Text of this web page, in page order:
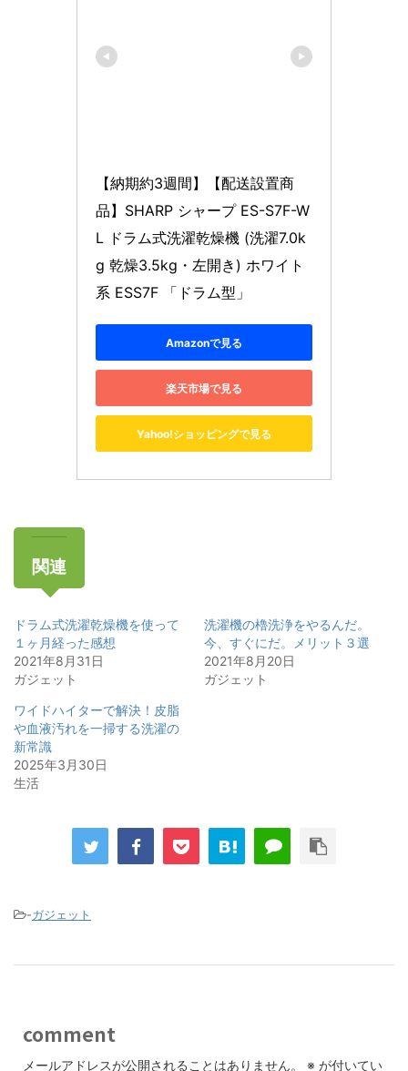
【納期約3週間】【配送設置商
品】SHARP シャープ ES-S7F-W
L ドラム式洗濯乾燥機 (洗濯7.0k
g 乾燥3.5kg・左開き) ホワイト
系 ESS7F 「ドラム型」
Amazonで見る
楽天市場で見る
Yahoo!ショッピングで見る
関連
ドラム式洗濯乾燥機を使って
１ヶ月経った感想
2021年8月31日
ガジェット
洗濯機の櫓洗浄をやるんだ。
今、すぐにだ。メリット３選
2021年8月20日
ガジェット
ワイドハイターで解決！皮脂
や血液汚れを一掃する洗濯の
新常識
2025年3月30日
生活
-ガジェット
comment
メールアドレスが公開されることはありません。 ※ が付いてい